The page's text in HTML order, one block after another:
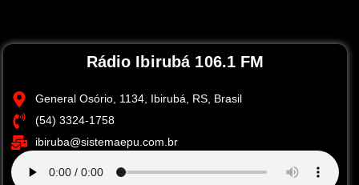
Rádio Ibirubá 106.1 FM
General Osório, 1134, Ibirubá, RS, Brasil
(54) 3324-1758
ibiruba@sistemaepu.com.br